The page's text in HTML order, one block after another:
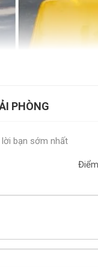
PHÒNG
lời bạn sớm nhất
Điểm